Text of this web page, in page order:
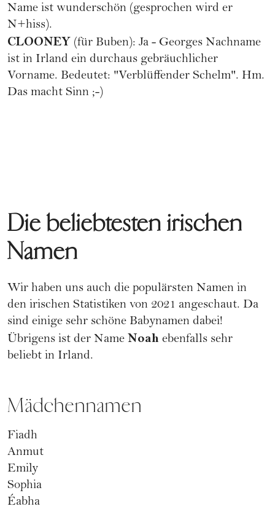
Name ist wunderschön (gesprochen wird er
N+hiss).
CLOONEY (für Buben): Ja - Georges Nachname
ist in Irland ein durchaus gebräuchlicher
Vorname. Bedeutet: "Verblüffender Schelm". Hm.
Das macht Sinn ;-)
Die beliebtesten irischen
Namen
Wir haben uns auch die populärsten Namen in
den irischen Statistiken von 2021 angeschaut. Da
sind einige sehr schöne Babynamen dabei!
Übrigens ist der Name Noah ebenfalls sehr
beliebt in Irland.
Mädchennamen
Fiadh
Anmut
Emily
Sophia
Éabha